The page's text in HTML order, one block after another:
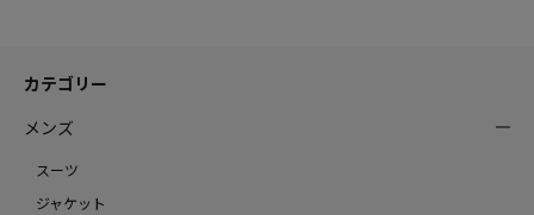
カテゴリー
メンズ
スーツ
ジャケット